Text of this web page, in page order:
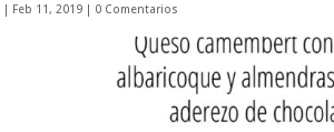
| Feb 11, 2019 | 0 Comentarios